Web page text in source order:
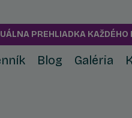
PREHLIADKA KAŽDÉHO
Blog Galéria